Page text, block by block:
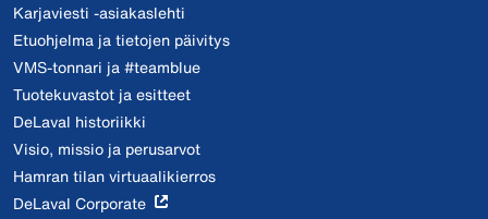
Karjaviesti -asiakaslehti
Etuohjelma ja tietojen päivitys
VMS-tonnari ja #teamblue
Tuotekuvastot ja esitteet
DeLaval historiikki
Visio, missio ja perusarvot
Hamran tilan virtuaalikierros
DeLaval Corporate